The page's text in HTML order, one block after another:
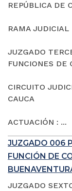
REPÚBLICA DE
RAMA JUDICIAL
JUZGADO
FUNCIONES DE
CIRCUITO
CAUCA
ACTUACIÓN : ...
JUZGADO 006
FUNCIÓN DE
JUZGADO